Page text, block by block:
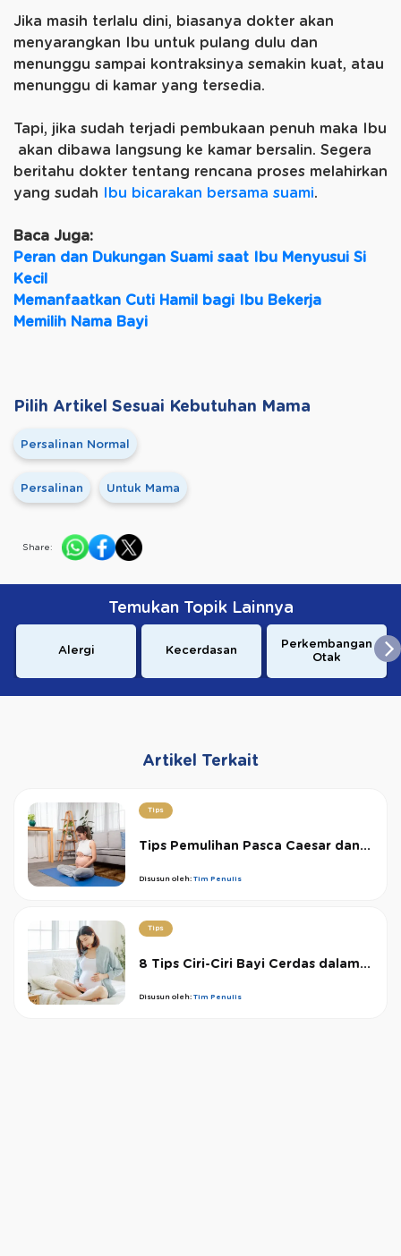
Jika masih terlalu dini, biasanya dokter akan
menyarangkan Ibu untuk pulang dulu dan
menunggu sampai kontraksinya semakin kuat, atau
menunggu di kamar yang tersedia.
Tapi, jika sudah terjadi pembukaan penuh maka Ibu
akan dibawa langsung ke kamar bersalin. Segera
beritahu dokter tentang rencana proses melahirkan
yang sudah Ibu bicarakan bersama suami.
Baca Juga:
Peran dan Dukungan Suami saat Ibu Menyusui Si
Kecil
Memanfaatkan Cuti Hamil bagi Ibu Bekerja
Memilih Nama Bayi
Pilih Artikel Sesuai Kebutuhan Mama
Persalinan Normal
Persalinan Untuk Mama
Share:
Temukan Topik Lainnya
Alergi Kecerdasan
Perkembangan
Otak
Artikel Terkait
Tips
Tips Pemulihan Pasca Caesar dan...
Disusun oleh: Tim Penulis
Tips
8 Tips Ciri-Ciri Bayi Cerdas dalam...
Disusun oleh: Tim Penulis